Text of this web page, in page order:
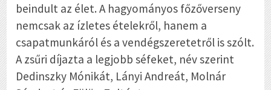
beindult az élet. A hagyományos főzőverseny
nemcsak az ízletes ételekről, hanem a
csapatmunkáról és a vendégszeretetről is szólt.
A zsűri díjazta a legjobb séfeket, név szerint
Dedinszky Mónikát, Lányi Andreát, Molnár